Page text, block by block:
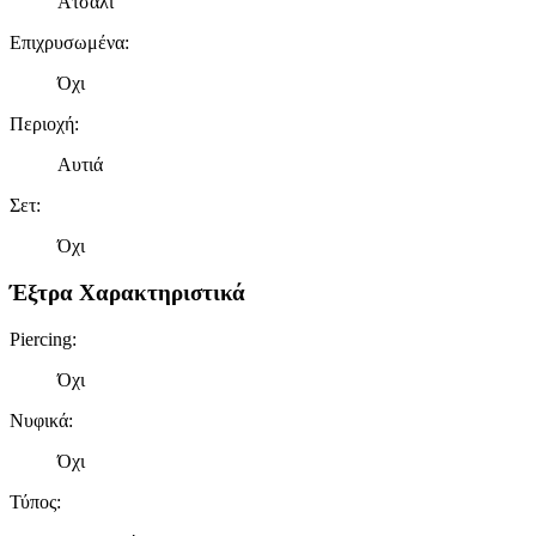
τοποθεσίας μας στους συνεργάτες μέσων κοινωνικής
δικτύωσης, διαφημίσεων και ανάλυσης.
Επιχρυσωμένα:
Όχι
Περιοχή:
Αυτιά
Σετ:
Όχι
Έξτρα Χαρακτηριστικά
Piercing:
Όχι
Νυφικά:
Όχι
Τύπος: